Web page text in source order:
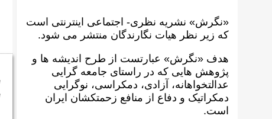
«نگرش» نشریه نظری- اجتماعی اینترنتی است
که زير نظر هيات نگارندگان منتشر می شود.
هدف «نگرش» عبارتست از طرح انديشه ها و
پژوهش هايی که در راستای جامعه گرايی
عدالتخواهانه، آزادی، دمکراسی، نوگرايی
دمکراتيک و دفاع از منافع زحمتکشان ايران
است.